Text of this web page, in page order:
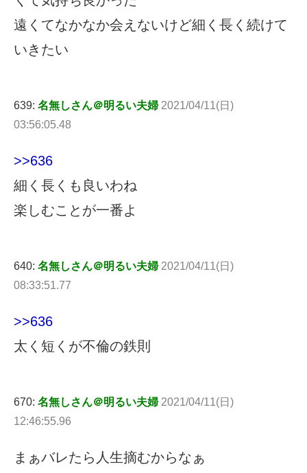
遠くてなかなか会えないけど細く長く続けて
いきたい
639: 名無しさん＠明るい夫婦 2021/04/11(日)
03:56:05.48
>>636
細く長くも良いわね
楽しむことが一番よ
640: 名無しさん＠明るい夫婦 2021/04/11(日)
08:33:51.77
>>636
太く短くが不倫の鉄則
670: 名無しさん＠明るい夫婦 2021/04/11(日)
12:46:55.96
まぁバレたら人生摘むからなぁ